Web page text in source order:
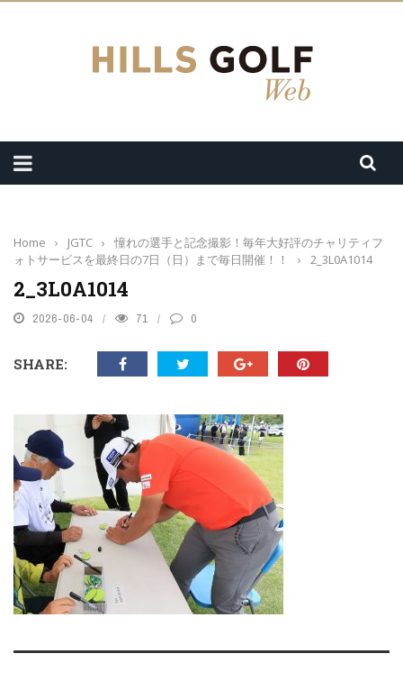
Home › JGTC ›
憧れの選手と記念撮影！毎年大好評のチャリティフ
ォトサービスを最終日の7日（日）まで毎日開催！！
› 2_3L0A1014
2_3L0A1014
2026-06-04 71 0
SHARE: